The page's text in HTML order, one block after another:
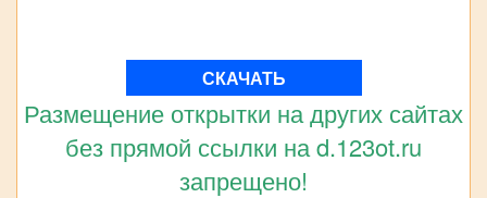
СКАЧАТЬ
Размещение открытки на других сайтах
без прямой ссылки на d.123ot.ru
запрещено!